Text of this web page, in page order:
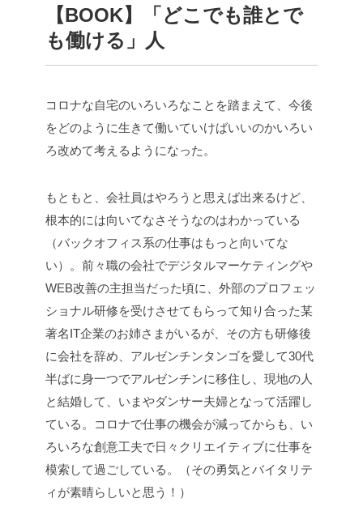
【BOOK】「どこでも誰とで
も働ける」人
コロナな自宅のいろいろなことを踏まえて、今後
をどのように生きて働いていけばいいのかいろい
ろ改めて考えるようになった。
もともと、会社員はやろうと思えば出来るけど、
根本的には向いてなさそうなのはわかっている
（バックオフィス系の仕事はもっと向いてな
い）。前々職の会社でデジタルマーケティングや
WEB改善の主担当だった頃に、外部のプロフェッ
ショナル研修を受けさせてもらって知り合った某
著名IT企業のお姉さまがいるが、その方も研修後
に会社を辞め、アルゼンチンタンゴを愛して30代
半ばに身一つでアルゼンチンに移住し、現地の人
と結婚して、いまやダンサー夫婦となって活躍し
ている。コロナで仕事の機会が減ってからも、い
ろいろな創意工夫で日々クリエイティブに仕事を
模索して過ごしている。（その勇気とバイタリテ
ィが素晴らしいと思う！）